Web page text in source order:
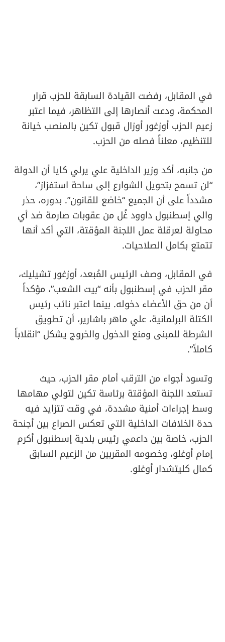
في المقابل، رفضت القيادة السابقة للحزب قرار
المحكمة، ودعت أنصارها إلى التظاهر، فيما اعتبر
زعيم الحزب أوزغور أوزال قبول تكين بالمنصب خيانة
للتنظيم، معلناً فصله من الحزب.
من جانبه، أكد وزير الداخلية علي يرلي كايا أن الدولة
“لن تسمح بتحويل الشوارع إلى ساحة استفزاز”،
مشدداً على أن الجميع “خاضع للقانون”. بدوره، حذر
والي إسطنبول داوود غُل من عقوبات صارمة ضد أي
محاولة لعرقلة عمل اللجنة المؤقتة، التي أكد أنها
تتمتع بكامل الصلاحيات.
في المقابل، وصف الرئيس المُبعد، أوزغور تشيليك،
مقر الحزب في إسطنبول بأنه “بيت الشعب”، مؤكداً
أن من حق الأعضاء دخوله. بينما اعتبر نائب رئيس
الكتلة البرلمانية، علي ماهر باشارير، أن تطويق
الشرطة للمبنى ومنع الدخول والخروج يشكل “انقلاباً
كاملاً”.
وتسود أجواء من الترقب أمام مقر الحزب، حيث
تستعد اللجنة المؤقتة برئاسة تكين لتولي مهامها
وسط إجراءات أمنية مشددة، في وقت تتزايد فيه
حدة الخلافات الداخلية التي تعكس الصراع بين أجنحة
الحزب، خاصة بين داعمي رئيس بلدية إسطنبول أكرم
إمام أوغلو، وخصومه المقربين من الزعيم السابق
كمال كليتشدار أوغلو.